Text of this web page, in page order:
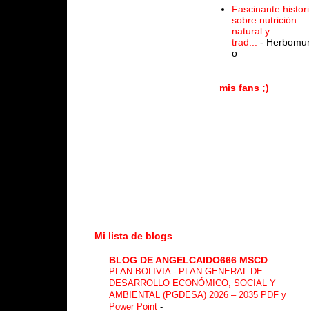
Fascinante
sobre nutrición
natural y
trad...
-
o
mis fans ;)
Mi lista de blogs
BLOG DE ANGELCAIDO666 MSCD
PLAN BOLIVIA - PLAN GENERAL DE
DESARROLLO ECONÓMICO, SOCIAL Y
AMBIENTAL (PGDESA) 2026 – 2035 PDF y
Power Point -